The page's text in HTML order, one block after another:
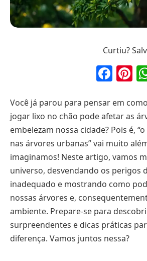
Curtiu?
Você já parou para pensar em
jogar lixo no chão pode afetar as
embelezam nossa cidade? Pois é,
nas árvores urbanas” vai muito
imaginamos! Neste artigo, vamos
universo, desvendando os perigos
inadequado e mostrando como
nossas árvores e,
ambiente. Prepare-se para
surpreendentes e dicas práticas
diferença. Vamos juntos nessa?